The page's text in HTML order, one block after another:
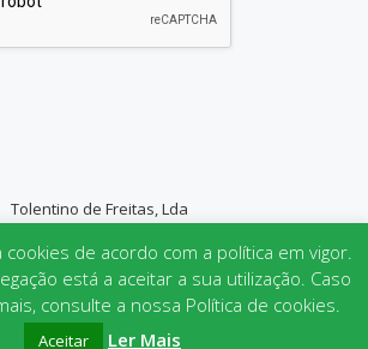
Tolentino de Freitas, Lda
Onepowered byWordPress
de acordo com a política em vigor.
está a aceitar a sua utilização. Caso
consulte a nossa Política de cookies.
Aceitar Ler Mais